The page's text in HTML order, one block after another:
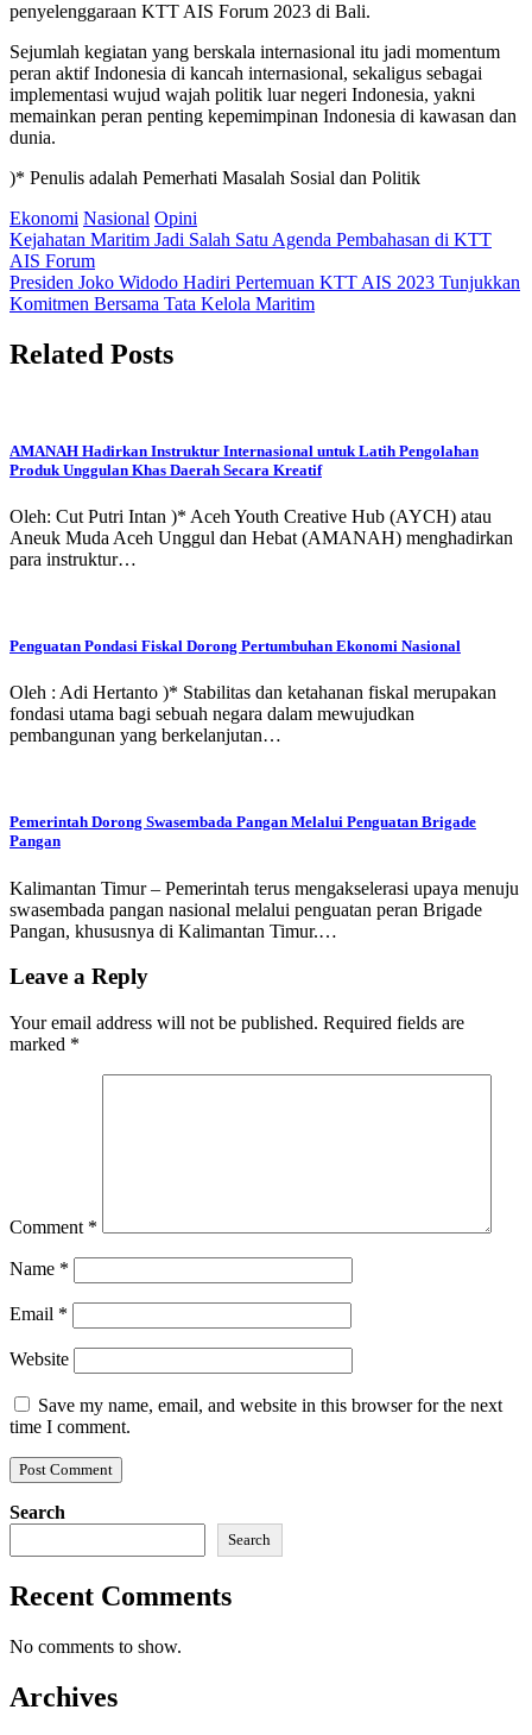
penyelenggaraan KTT AIS Forum 2023 di Bali.
Sejumlah kegiatan yang berskala internasional itu jadi momentum
peran aktif Indonesia di kancah internasional, sekaligus sebagai
implementasi wujud wajah politik luar negeri Indonesia, yakni
memainkan peran penting kepemimpinan Indonesia di kawasan dan
dunia.
)* Penulis adalah Pemerhati Masalah Sosial dan Politik
Ekonomi Nasional Opini
Post
navigation
Kejahatan Maritim Jadi Salah Satu Agenda Pembahasan di KTT
AIS Forum
Presiden Joko Widodo Hadiri Pertemuan KTT AIS 2023 Tunjukkan
Komitmen Bersama Tata Kelola Maritim
Related Posts
AMANAH Hadirkan Instruktur Internasional untuk Latih Pengolahan
Produk Unggulan Khas Daerah Secara Kreatif
Oleh: Cut Putri Intan )* Aceh Youth Creative Hub (AYCH) atau
Aneuk Muda Aceh Unggul dan Hebat (AMANAH) menghadirkan
para instruktur…
Penguatan Pondasi Fiskal Dorong Pertumbuhan Ekonomi Nasional
Oleh : Adi Hertanto )* Stabilitas dan ketahanan fiskal merupakan
fondasi utama bagi sebuah negara dalam mewujudkan
pembangunan yang berkelanjutan…
Pemerintah Dorong Swasembada Pangan Melalui Penguatan Brigade
Pangan
Kalimantan Timur – Pemerintah terus mengakselerasi upaya menuju
swasembada pangan nasional melalui penguatan peran Brigade
Pangan, khususnya di Kalimantan Timur.…
Leave a Reply
Your email address will not be published. Required fields are
marked *
Comment *
Name *
Email *
Website
Save my name, email, and website in this browser for the next
time I comment.
Search
Search
Recent Comments
No comments to show.
Archives